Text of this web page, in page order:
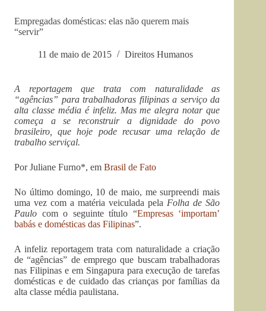
Empregadas domésticas: elas não querem mais
“servir”
11 de maio de 2015 Direitos Humanos
A reportagem que trata com naturalidade as
“agências” para trabalhadoras filipinas a serviço da
alta classe média é infeliz. Mas me alegra notar que
começa a se reconstruir a dignidade do povo
brasileiro, que hoje pode recusar uma relação de
trabalho serviçal.
Por Juliane Furno*, em Brasil de Fato
No último domingo, 10 de maio, me surpreendi mais
uma vez com a matéria veiculada pela Folha de São
Paulo com o seguinte título “Empresas ‘importam’
babás e domésticas das Filipinas”.
A infeliz reportagem trata com naturalidade a criação
de “agências” de emprego que buscam trabalhadoras
nas Filipinas e em Singapura para execução de tarefas
domésticas e de cuidado das crianças por famílias da
alta classe média paulistana.